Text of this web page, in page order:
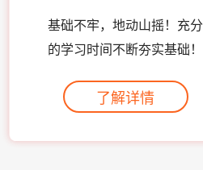
基础不牢，地动山摇！充分
的学习时间不断夯实基础！
了解详情